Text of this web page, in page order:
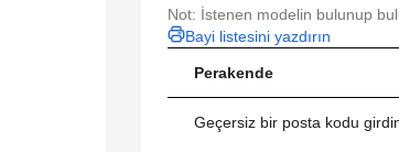
Not: İstenen modelin bulunup
Bayi listesini yazdırın
Perakende
Geçersiz bir posta kodu